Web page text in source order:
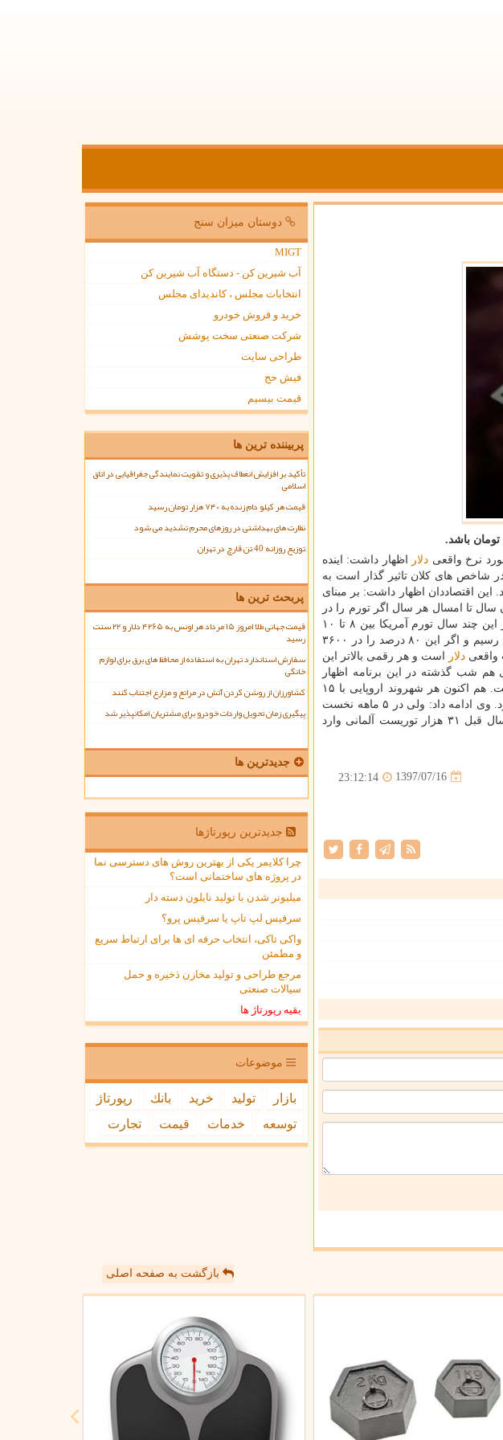
نرخ واقعی دلار
اظهار داشت: اینده
شاخص های كلان تاثیر گذار است به
اقتصاددان اظهار داشت: بر مبنای
آن سال تا امسال هر سال اگر تورم را در
كشور محاسبه نماییم تقریباً سر جمع ما ۹۰ درصد تورم داشتیم. اگر تورم امریكا را هم محاسبه نماییم در این چند سال تورم آمریكا بین ۸ تا ۱۰
درصد بوده است. وی ادامه داد: اگر میزان تورم آمریكا را از تورم ایران كم نماییم به رقم ۸۰ درصد می رسیم و اگر این ۸۰ درصد را در ۳۶۰۰
دلار
است و هر رقمی بالاتر این
شب گذشته در این برنامه اظهار
گردشگری فراهم گشته است. هم اكنون هر شهروند اروپایی با ۱۵
گردشگری بگیرد. وی ادامه داد: ولی در ۵ ماهه نخست
امسال تعداد گردشگران ما بویژه گردشگران اروپایی كم شده است به صورت مثال در ۵ ماه نخست سال قبل ۳۱ هزار توریست آلمانی وارد
1397/07/16
23:12:14
دوستان میزان سنج
MIGT
آب شیرین کن - دستگاه آب شیرین کن
انتخابات مجلس ، کاندیدای مجلس
خرید و فروش خودرو
شرکت صنعتی سخت پوشش
طراحی سایت
فیش حج
قیمت بیسیم
پربیننده ترین ها
تأکید بر افزایش انعطاف پذیری و تقویت نمایندگی جغرافیایی در اتاق
اسلامی
قیمت هر کیلو دام زنده به ۷۴۰ هزار تومان رسید
نظارت های بهداشتی در روزهای محرم تشدید می شود
توزیع روزانه 40 تن قارچ در تهران
پربحث ترین ها
قیمت جهانی طلا امروز ۱۵ مرداد هر اونس به ۴۲۶۵ دلار و ۲۲ سنت
رسید
سفارش استاندارد تهران به استفاده از محافظ های برق برای لوازم
خانگی
کشاورزان از روشن کردن آتش در مراتع و مزارع اجتناب کنند
پیگیری زمان تحویل واردات خودرو برای مشتریان امکانپذیر شد
جدیدترین ها
جدیدترین رپورتاژها
چرا کلایمر یکی از بهترین روش های دسترسی نما
در پروژه های ساختمانی است؟
میلیونر شدن با تولید نایلون دسته دار
سرفیس لپ تاپ یا سرفیس پرو؟
واکی تاکی، انتخاب حرفه ای ها برای ارتباط سریع
و مطمئن
مرجع طراحی و تولید مخازن ذخیره و حمل
سیالات صنعتی
بقیه رپورتاژ ها
موضوعات
بازار تولید خرید بانك
رپورتاژ
توسعه
خدمات قیمت تجارت
بازگشت به صفحه اصلی